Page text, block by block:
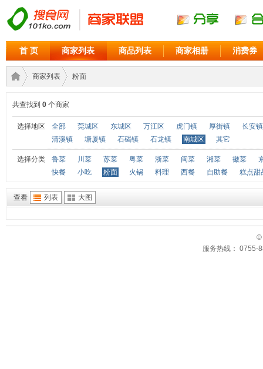
首 页 商家列表 商品列表 商家相册 消费券
商家›
商家列表
›
粉面
共查找到 0 个商家
选择地区 全部 莞城区 东城区 万江区 虎门镇 厚街镇
长安镇
清溪镇
塘厦镇 石碣镇 石龙镇 南城区 其它
选择分类 鲁菜 川菜 苏菜 粤菜 浙菜 闽菜 湘菜 徽菜
快餐
小吃 粉面 火锅 料理 西餐 自助餐 糕点甜
查看 列表 大图
©
服务热线： 0755-